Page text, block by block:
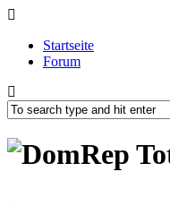
Startseite
Forum